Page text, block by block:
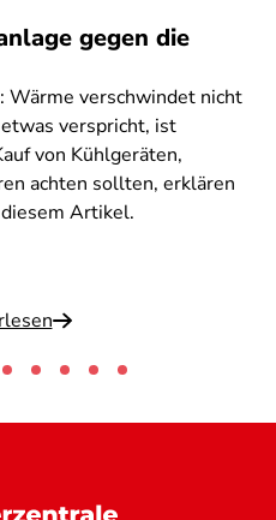
gegen die
Wärme verschwindet nicht
verspricht, ist
von Kühlgeräten,
achten sollten, erklären
Artikel.